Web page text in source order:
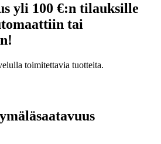
yli 100 €:n tilauksille
tai
toimitettavia tuotteita.